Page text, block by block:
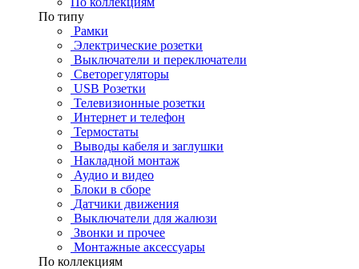
По типу
Рамки
Электрические розетки
Выключатели и переключатели
Светорегуляторы
USB Розетки
Телевизионные розетки
Интернет и телефон
Термостаты
Выводы кабеля и заглушки
Накладной монтаж
Аудио и видео
Блоки в сборе
Датчики движения
Выключатели для жалюзи
Звонки и прочее
Монтажные аксессуары
По коллекциям